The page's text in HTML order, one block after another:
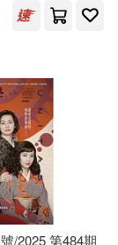
/2025 第484期